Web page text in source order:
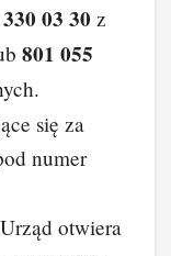
03 30 z
801 055
się za
numer
Urząd otwiera